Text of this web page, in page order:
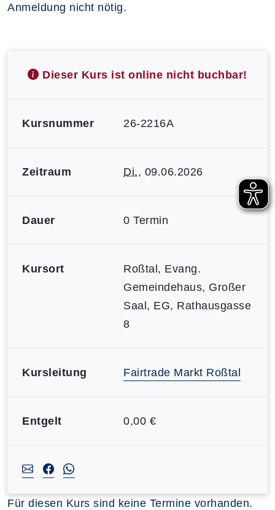
Anmeldung nicht nötig.
Dieser Kurs ist online nicht buchbar!
Kursnummer 26-2216A
Zeitraum Di., 09.06.2026
Dauer 0 Termin
Kursort
Roßtal, Evang.
Gemeindehaus, Großer
Saal, EG, Rathausgasse
8
Kursleitung Fairtrade Markt Roßtal
Entgelt 0,00 €
Für diesen Kurs sind keine Termine vorhanden.